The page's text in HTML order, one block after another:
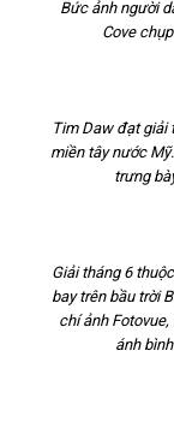
Bức ảnh người
Cove
Tim Daw đạt giải
miền tây nước
trưng
Giải tháng 6
bay trên bầu trời
chí ảnh
ánh